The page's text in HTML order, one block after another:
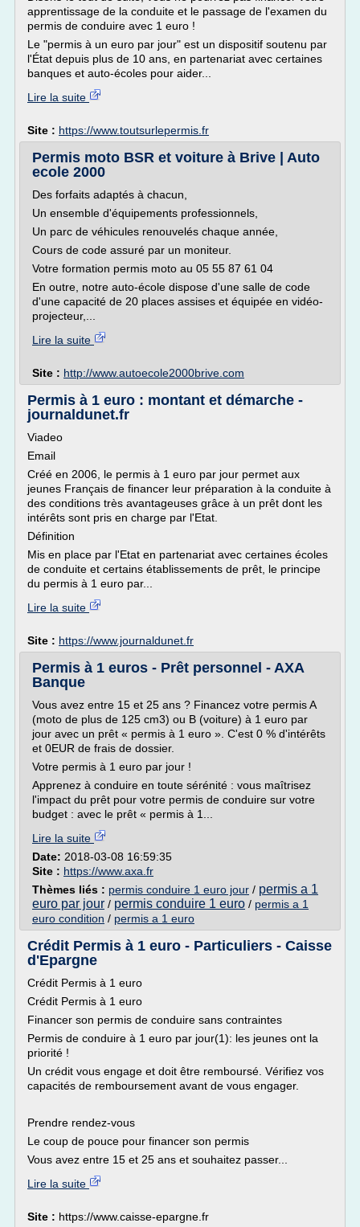
apprentissage de la conduite et le passage de l'examen du
permis de conduire avec 1 euro !
Le "permis à un euro par jour" est un dispositif soutenu par
l'État depuis plus de 10 ans, en partenariat avec certaines
banques et auto-écoles pour aider...
Lire la suite
Site : https://www.toutsurlepermis.fr
Permis moto BSR et voiture à Brive | Auto
ecole 2000
Des forfaits adaptés à chacun,
Un ensemble d'équipements professionnels,
Un parc de véhicules renouvelés chaque année,
Cours de code assuré par un moniteur.
Votre formation permis moto au 05 55 87 61 04
En outre, notre auto-école dispose d'une salle de code
d'une capacité de 20 places assises et équipée en vidéo-
projecteur,...
Lire la suite
Site : http://www.autoecole2000brive.com
Permis à 1 euro : montant et démarche -
journaldunet.fr
Viadeo
Email
Créé en 2006, le permis à 1 euro par jour permet aux
jeunes Français de financer leur préparation à la conduite à
des conditions très avantageuses grâce à un prêt dont les
intérêts sont pris en charge par l'Etat.
Définition
Mis en place par l'Etat en partenariat avec certaines écoles
de conduite et certains établissements de prêt, le principe
du permis à 1 euro par...
Lire la suite
Site : https://www.journaldunet.fr
Permis à 1 euros - Prêt personnel - AXA
Banque
Vous avez entre 15 et 25 ans ? Financez votre permis A
(moto de plus de 125 cm3) ou B (voiture) à 1 euro par
jour avec un prêt « permis à 1 euro ». C'est 0 % d'intérêts
et 0EUR de frais de dossier.
Votre permis à 1 euro par jour !
Apprenez à conduire en toute sérénité : vous maîtrisez
l'impact du prêt pour votre permis de conduire sur votre
budget : avec le prêt « permis à 1...
Lire la suite
Date: 2018-03-08 16:59:35
Site : https://www.axa.fr
Thèmes liés : permis conduire 1 euro jour / permis a 1
euro par jour / permis conduire 1 euro / permis a 1
euro condition / permis a 1 euro
Crédit Permis à 1 euro - Particuliers - Caisse
d'Epargne
Crédit Permis à 1 euro
Crédit Permis à 1 euro
Financer son permis de conduire sans contraintes
Permis de conduire à 1 euro par jour(1): les jeunes ont la
priorité !
Un crédit vous engage et doit être remboursé. Vérifiez vos
capacités de remboursement avant de vous engager.
Prendre rendez-vous
Le coup de pouce pour financer son permis
Vous avez entre 15 et 25 ans et souhaitez passer...
Lire la suite
Site : https://www.caisse-epargne.fr